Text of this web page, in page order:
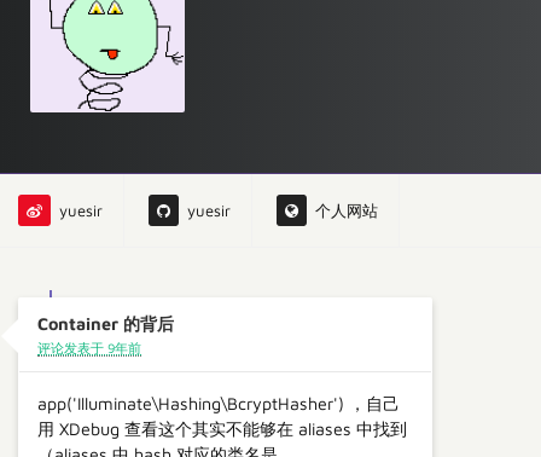
yuesir yuesir 个人网站
Container 的背后
评论发表于 9年前
app('Illuminate\Hashing\BcryptHasher') ，自己
用 XDebug 查看这个其实不能够在 aliases 中找到